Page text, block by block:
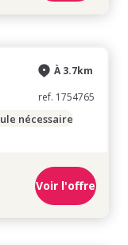
À 3.7km
ref. 1754765
nécessaire
Voir l'offre